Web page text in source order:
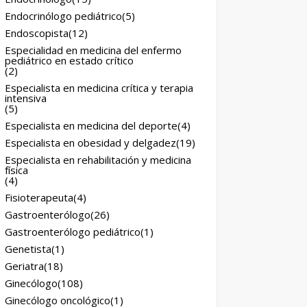
Endocrinólogo pediátrico(5)
Endoscopista(12)
Especialidad en medicina del enfermo
pediátrico en estado crítico
(2)
Especialista en medicina crítica y terapia
intensiva
(5)
Especialista en medicina del deporte(4)
Especialista en obesidad y delgadez(19)
Especialista en rehabilitación y medicina
física
(4)
Fisioterapeuta(4)
Gastroenterólogo(26)
Gastroenterólogo pediátrico(1)
Genetista(1)
Geriatra(18)
Ginecólogo(108)
Ginecólogo oncológico(1)